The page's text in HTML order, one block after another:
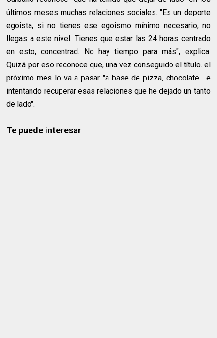
últimos meses muchas relaciones sociales. "Es un deporte
egoista, si no tienes ese egoismo mínimo necesario, no
llegas a este nivel. Tienes que estar las 24 horas centrado
en esto, concentrad. No hay tiempo para más", explica.
Quizá por eso reconoce que, una vez conseguido el título, el
próximo mes lo va a pasar "a base de pizza, chocolate... e
intentando recuperar esas relaciones que he dejado un tanto
de lado".
Te puede interesar